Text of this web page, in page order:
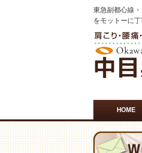
東急副都心線
をモットーに
HOME